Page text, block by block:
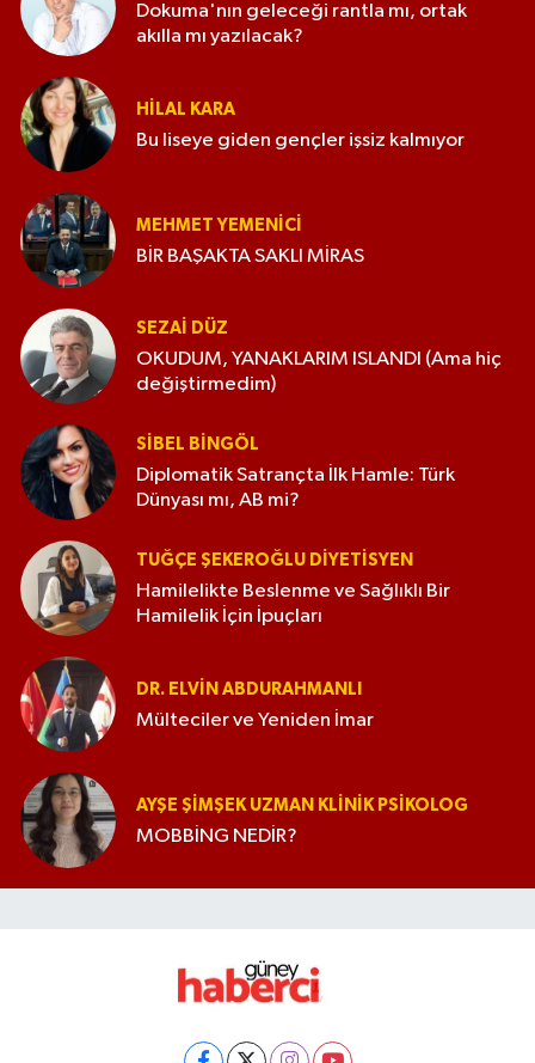
Dokuma'nın geleceği rantla mı, ortak
akılla mı yazılacak?
HILAL KARA
Bu liseye giden gençler işsiz kalmıyor
MEHMET YEMENICI
BİR BAŞAKTA SAKLI MİRAS
SEZAI DÜZ
OKUDUM, YANAKLARIM ISLANDI (Ama hiç
değiştirmedim)
SIBEL BINGÖL
Diplomatik Satrançta İlk Hamle: Türk
Dünyası mı, AB mi?
TUĞÇE ŞEKEROĞLU DIYETISYEN
Hamilelikte Beslenme ve Sağlıklı Bir
Hamilelik İçin İpuçları
DR. ELVIN ABDURAHMANLI
Mülteciler ve Yeniden İmar
AYŞE ŞIMŞEK UZMAN KLINIK PSIKOLOG
MOBBİNG NEDİR?